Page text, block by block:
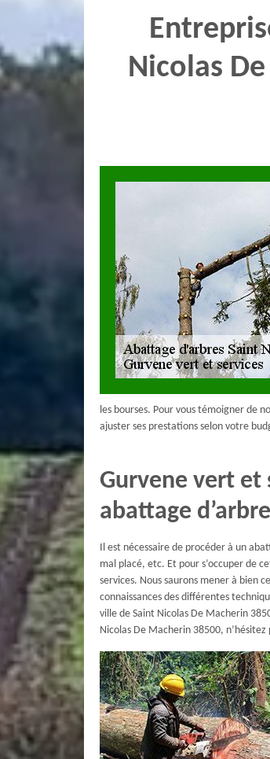
Nicolas
les bourses. Pour vous témoigner de
ajuster ses prestations selon votre
Gurvene vert et
abattage
Il est nécessaire de procéder à un
mal placé, etc. Et pour s’occuper de
services. Nous saurons mener à bien
connaissances des différentes
ville de Saint Nicolas De Macherin
Nicolas De Macherin 38500,